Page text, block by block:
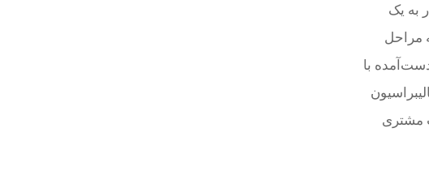
به یک
مراحل
با
مشتری